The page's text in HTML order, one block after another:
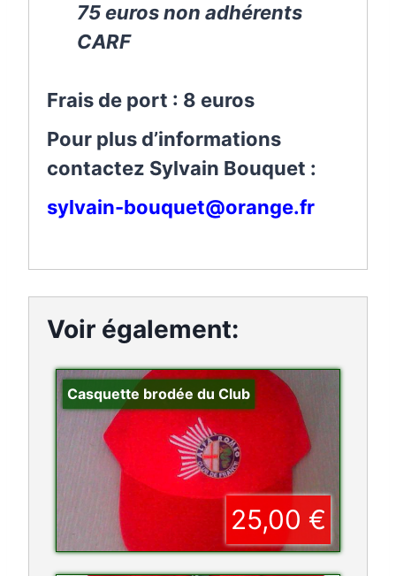
75 euros non adhérents
CARF
Frais de port : 8 euros
Pour plus d’informations
contactez Sylvain Bouquet :
sylvain-bouquet@orange.fr
Voir également:
Casquette brodée du Club
25,00 €